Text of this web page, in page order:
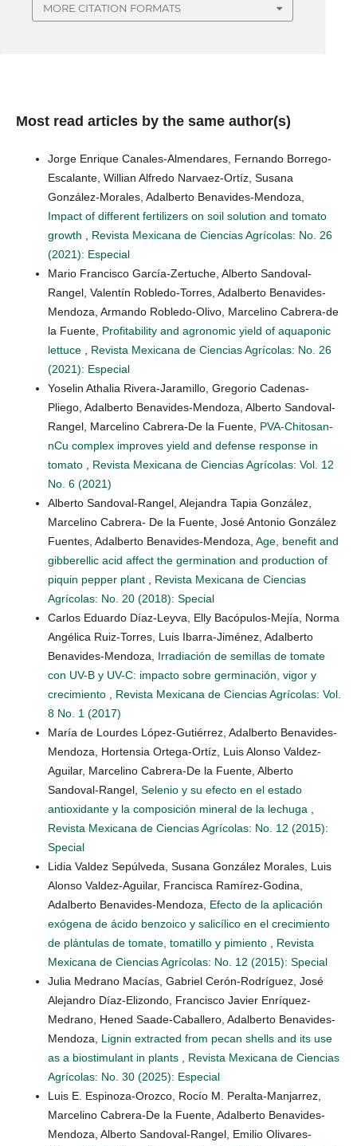
MORE CITATION FORMATS
Most read articles by the same author(s)
Jorge Enrique Canales-Almendares, Fernando Borrego-
Escalante, Willian Alfredo Narvaez-Ortíz, Susana
González-Morales, Adalberto Benavides-Mendoza,
Impact of different fertilizers on soil solution and tomato
growth
Revista Mexicana de Ciencias Agrícolas: No. 26
(2021): Especial
Mario Francisco García-Zertuche, Alberto Sandoval-
Rangel, Valentín Robledo-Torres, Adalberto Benavides-
Mendoza, Armando Robledo-Olivo, Marcelino Cabrera-de
la Fuente, Profitability and agronomic yield of aquaponic
lettuce
Revista Mexicana de Ciencias Agrícolas: No. 26
(2021): Especial
Yoselin Athalia Rivera-Jaramillo, Gregorio Cadenas-
Pliego, Adalberto Benavides-Mendoza, Alberto Sandoval-
Rangel, Marcelino Cabrera-De la Fuente, PVA-Chitosan-
nCu complex improves yield and defense response in
tomato
Revista Mexicana de Ciencias Agrícolas: Vol. 12
No. 6 (2021)
Alberto Sandoval-Rangel, Alejandra Tapia González,
Marcelino Cabrera- De la Fuente, José Antonio González
Fuentes, Adalberto Benavides-Mendoza, Age, benefit and
gibberellic acid affect the germination and production of
piquin pepper plant
Revista Mexicana de Ciencias
Agrícolas: No. 20 (2018): Special
Carlos Eduardo Díaz-Leyva, Elly Bacópulos-Mejía, Norma
Angélica Ruiz-Torres, Luis Ibarra-Jiménez, Adalberto
Benavides-Mendoza, Irradiación de semillas de tomate
con UV-B y UV-C: impacto sobre germinación, vigor y
crecimiento
Revista Mexicana de Ciencias Agrícolas: Vol.
8 No. 1 (2017)
María de Lourdes López-Gutiérrez, Adalberto Benavides-
Mendoza, Hortensia Ortega-Ortíz, Luis Alonso Valdez-
Aguilar, Marcelino Cabrera-De la Fuente, Alberto
Sandoval-Rangel, Selenio y su efecto en el estado
antioxidante y la composición mineral de la lechuga
Revista Mexicana de Ciencias Agrícolas: No. 12 (2015):
Special
Lidia Valdez Sepúlveda, Susana González Morales, Luis
Alonso Valdez-Aguilar, Francisca Ramírez-Godina,
Adalberto Benavides-Mendoza, Efecto de la aplicación
exógena de ácido benzoico y salicílico en el crecimiento
de plántulas de tomate, tomatillo y pimiento
Revista
Mexicana de Ciencias Agrícolas: No. 12 (2015): Special
Julia Medrano Macías, Gabriel Cerón-Rodríguez, José
Alejandro Díaz-Elizondo, Francisco Javier Enríquez-
Medrano, Hened Saade-Caballero, Adalberto Benavides-
Mendoza, Lignin extracted from pecan shells and its use
as a biostimulant in plants
Revista Mexicana de Ciencias
Agrícolas: No. 30 (2025): Especial
Luis E. Espinoza-Orozco, Rocío M. Peralta-Manjarrez,
Marcelino Cabrera-De la Fuente, Adalberto Benavides-
Mendoza, Alberto Sandoval-Rangel, Emilio Olivares-